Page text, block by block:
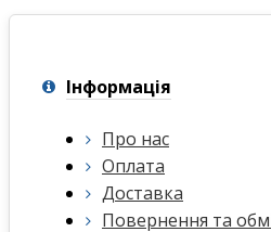
Інформація
Про нас
Оплата
Доставка
Повернення та